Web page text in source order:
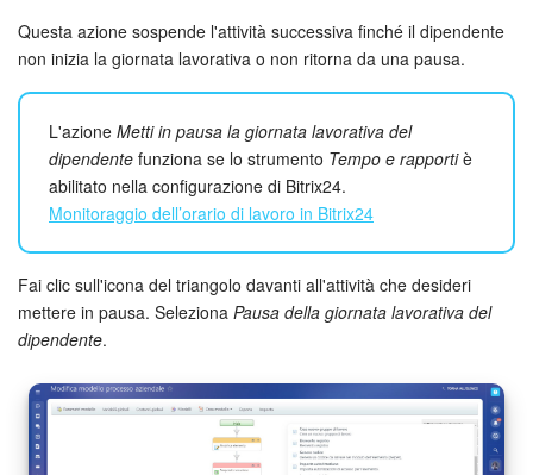
Questa azione sospende l'attività successiva finché il dipendente
non inizia la giornata lavorativa o non ritorna da una pausa.
L'azione Metti in pausa la giornata lavorativa del
dipendente funziona se lo strumento Tempo e rapportiè
abilitato nella configurazione di Bitrix24.
Monitoraggio dell’orario di lavoro in Bitrix24
Fai clic sull'icona del triangolo davanti all'attività che desideri
mettere in pausa. Seleziona Pausa della giornata lavorativa del
dipendente.